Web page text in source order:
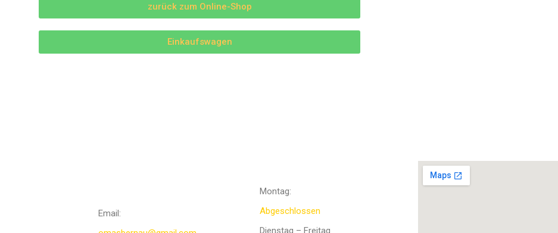
zurück zum Online-Shop
Einkaufswagen
Email:
Montag:
Abgeschlossen
Dienstag – Freitag